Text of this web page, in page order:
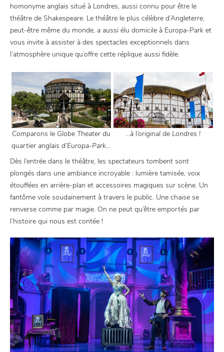
homonyme anglais situé à Londres, aussi connu pour être le
théâtre de Shakespeare. Le théâtre le plus célèbre d’Angleterre,
peut-être même du monde, a aussi élu domicile à Europa-Park et
vous invite à assister à des spectacles exceptionnels dans
l’atmosphère unique qu’offre cette réplique aussi fidèle.
Comparons le Globe Theater du
quartier anglais d’Europa-Park…
…à l’original de Londres !
Dès l’entrée dans le théâtre, les spectateurs tombent sont
plongés dans une ambiance incroyable : lumière tamisée, voix
étouffées en arrière-plan et accessoires magiques sur scène. Un
fantôme vole soudainement à travers le public. Une chaise se
renverse comme par magie. On ne peut qu’être emportés par
l’histoire qui nous est contée !